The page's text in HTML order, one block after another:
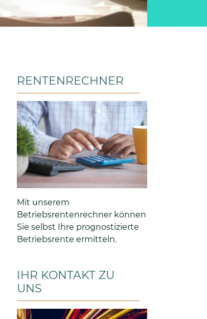
RENTENRECHNER
Mit unserem
Betriebsrentenrechner können
Sie selbst Ihre prognostizierte
Betriebsrente ermitteln.
IHR KONTAKT ZU
UNS